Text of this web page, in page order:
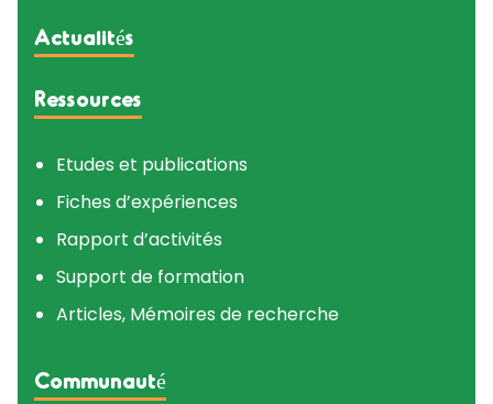
Actualités
Ressources
Etudes et publications
Fiches d’expériences
Rapport d’activités
Support de formation
Articles, Mémoires de recherche
Communauté